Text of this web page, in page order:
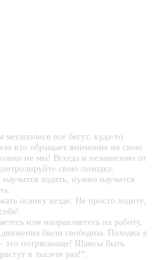
все бегут, куда-то
кто обращает внимание на свою
не мы! Всегда и независимо от
свою походку.
ходить, нужно научится
осанку везде. Не просто ходите,
или направляетесь на работу,
движения были свободны. Походка в
это потрясающе! Шансы быть
в тысячи раз!”.